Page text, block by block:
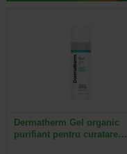
Dermatherm Gel organic
purifiant pentru curatare…